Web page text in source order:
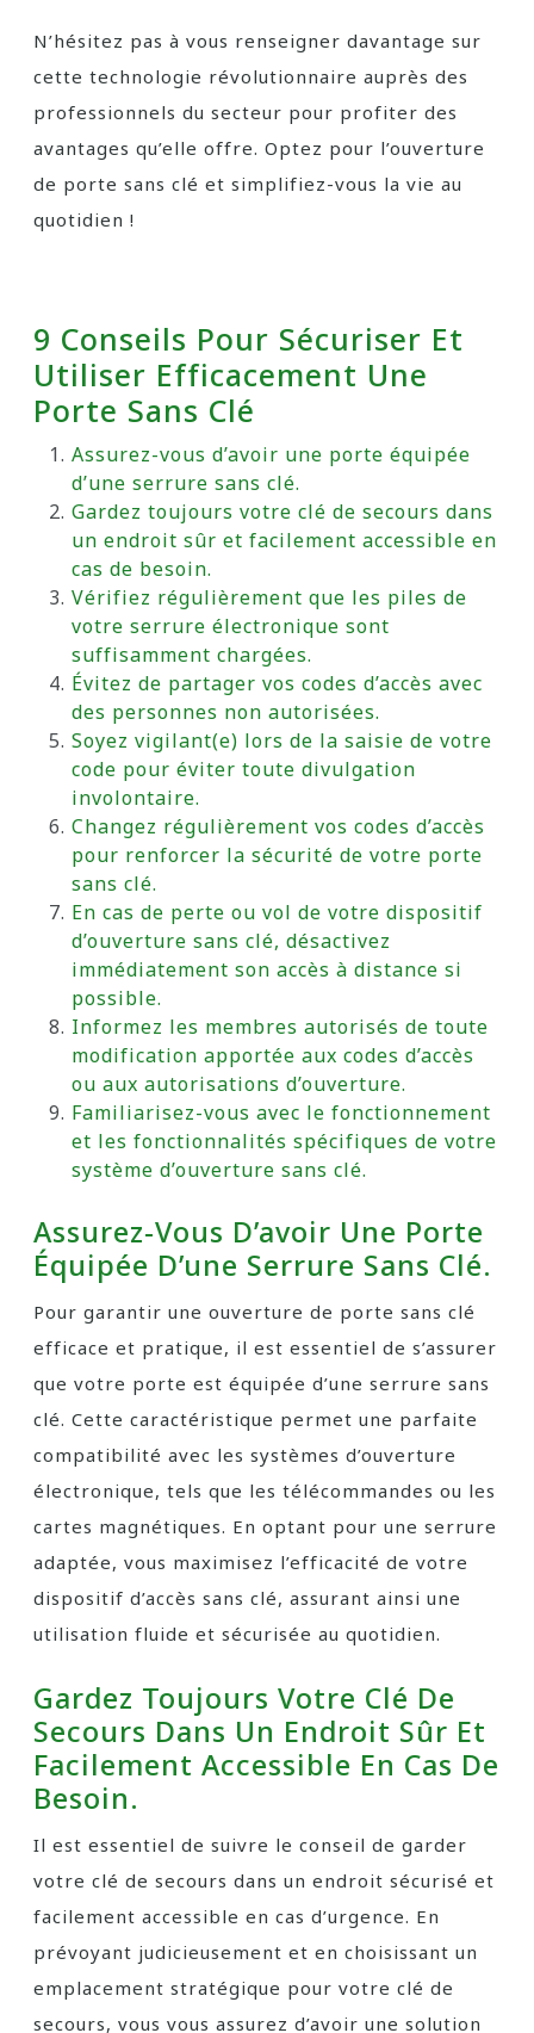
N’hésitez pas à vous renseigner davantage sur
cette technologie révolutionnaire auprès des
professionnels du secteur pour profiter des
avantages qu’elle offre. Optez pour l’ouverture
de porte sans clé et simplifiez-vous la vie au
quotidien !
9 Conseils Pour Sécuriser Et
Utiliser Efficacement Une
Porte Sans Clé
Assurez-vous d’avoir une porte équipée
d’une serrure sans clé.
Gardez toujours votre clé de secours dans
un endroit sûr et facilement accessible en
cas de besoin.
Vérifiez régulièrement que les piles de
votre serrure électronique sont
suffisamment chargées.
Évitez de partager vos codes d’accès avec
des personnes non autorisées.
Soyez vigilant(e) lors de la saisie de votre
code pour éviter toute divulgation
involontaire.
Changez régulièrement vos codes d’accès
pour renforcer la sécurité de votre porte
sans clé.
En cas de perte ou vol de votre dispositif
d’ouverture sans clé, désactivez
immédiatement son accès à distance si
possible.
Informez les membres autorisés de toute
modification apportée aux codes d’accès
ou aux autorisations d’ouverture.
Familiarisez-vous avec le fonctionnement
et les fonctionnalités spécifiques de votre
système d’ouverture sans clé.
Assurez-Vous D’avoir Une Porte
Équipée D’une Serrure Sans Clé.
Pour garantir une ouverture de porte sans clé
efficace et pratique, il est essentiel de s’assurer
que votre porte est équipée d’une serrure sans
clé. Cette caractéristique permet une parfaite
compatibilité avec les systèmes d’ouverture
électronique, tels que les télécommandes ou les
cartes magnétiques. En optant pour une serrure
adaptée, vous maximisez l’efficacité de votre
dispositif d’accès sans clé, assurant ainsi une
utilisation fluide et sécurisée au quotidien.
Gardez Toujours Votre Clé De
Secours Dans Un Endroit Sûr Et
Facilement Accessible En Cas De
Besoin.
Il est essentiel de suivre le conseil de garder
votre clé de secours dans un endroit sécurisé et
facilement accessible en cas d’urgence. En
prévoyant judicieusement et en choisissant un
emplacement stratégique pour votre clé de
secours, vous vous assurez d’avoir une solution